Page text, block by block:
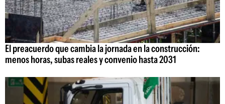
El preacuerdo que cambia la jornada en la construcción:
menos horas, subas reales y convenio hasta 2031